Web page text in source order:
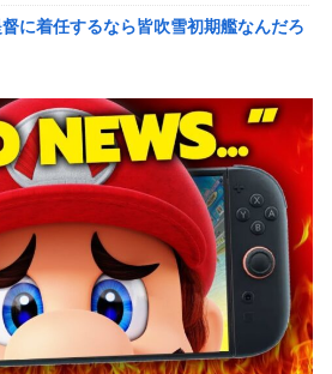
潮 他
ート交換って 大半が交換レート合わせ
殺の犯人、ツェリードニヒで確定！ク
人も無駄死ににwwww
ちいかわが反社とコラボしてた」ﾊﾟｼｬｯ
隣のビルの屋上から病院を眺めていた
ーが死ぬ気で痩せた結果ｗｗｗｗ
督に着任するなら皆吹雪初期艦なんだろ
ンモール熊本の爆心地に”こんなも
…」
獲っていたYouTuberの現在ｗｗｗｗ
ール、爆発の原因は『これ』の可能性
収1億円ｗｗｗそりゃ外出るのにボデ
、がんを公表「大腸癌になってしまいま
られてステージ4です」